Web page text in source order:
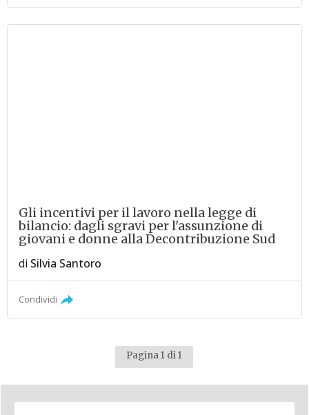
Gli incentivi per il lavoro nella legge di
bilancio: dagli sgravi per l'assunzione di
giovani e donne alla Decontribuzione Sud
di Silvia Santoro
Condividi
Pagina 1 di 1